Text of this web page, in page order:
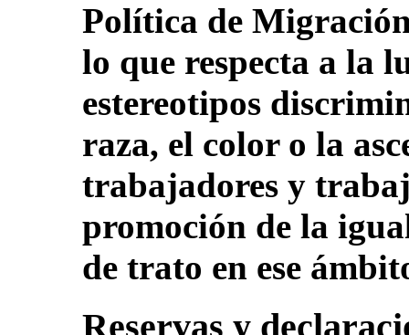
Política de
lo que respecta a la
estereotipos
raza, el color o la
trabajadores y
promoción de la
de trato en ese
Reservas y